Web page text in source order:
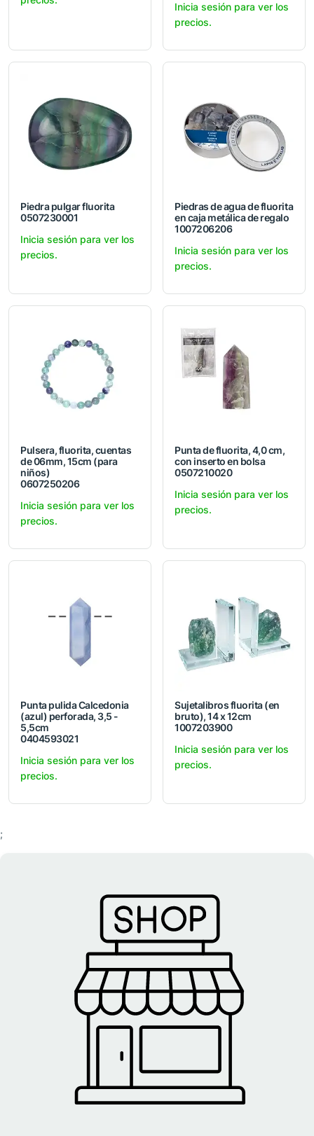
Inicia sesión para ver los
precios.
Piedra pulgar fluorita
0507230001
Inicia sesión para ver los
precios.
Piedras de agua de fluorita
en caja metálica de regalo
1007206206
Inicia sesión para ver los
precios.
Pulsera, fluorita, cuentas
de 06mm, 15cm (para
niños)
0607250206
Inicia sesión para ver los
precios.
Punta de fluorita, 4,0 cm,
con inserto en bolsa
0507210020
Inicia sesión para ver los
precios.
Punta pulida Calcedonia
(azul) perforada, 3,5 -
5,5cm
0404593021
Inicia sesión para ver los
precios.
Sujetalibros fluorita (en
bruto), 14 x 12cm
1007203900
Inicia sesión para ver los
precios.
;